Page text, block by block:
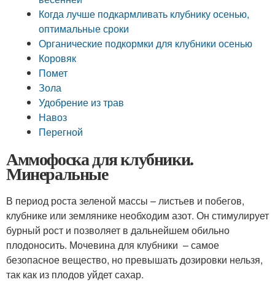
Когда лучше подкармливать клубнику осенью,
оптимальные сроки
Органические подкормки для клубники осенью
Коровяк
Помет
Зола
Удобрение из трав
Навоз
Перегной
Аммофоска для клубники.
Минеральные
В период роста зеленой массы – листьев и побегов,
клубнике или землянике необходим азот. Он стимулирует
бурный рост и позволяет в дальнейшем обильно
плодоносить. Мочевина для клубники – самое
безопасное вещество, но превышать дозировки нельзя,
так как из плодов уйдет сахар.